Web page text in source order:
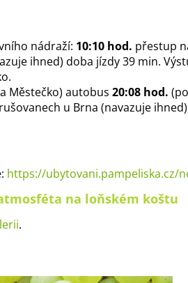
nádraží: 10:10 hod. přestup
ihned) doba jízdy 39 min.
Městečko) autobus 20:08 hod.
u Brna (navazuje
https://ubytovani.pampeliska.cz/
na loňském koštu
.